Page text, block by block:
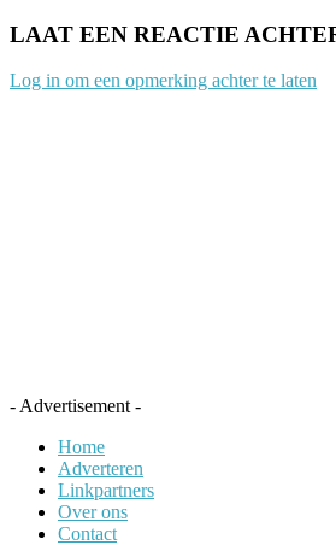
LAAT EEN REACTIE
Log in om een opmerking achter te laten
- Advertisement -
Home
Adverteren
Linkpartners
Over ons
Contact